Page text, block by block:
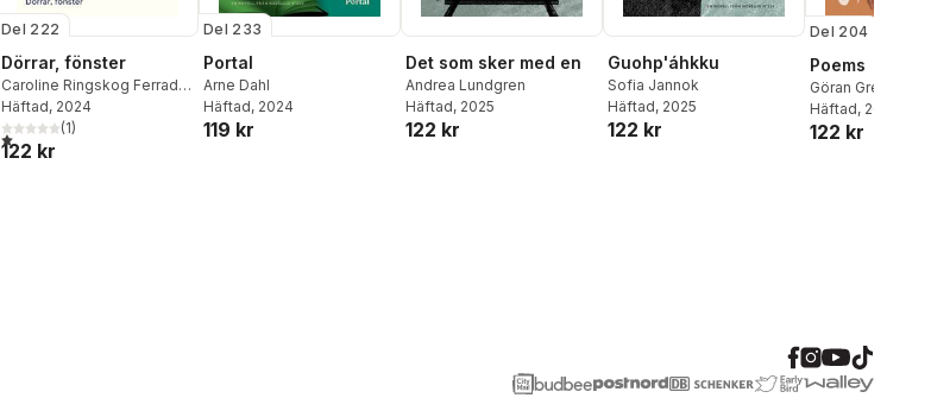
Del 222
Dörrar, fönster
Caroline Ringskog Ferrada-
Noli
Häftad, 2024
1,0utav 5 stjärnor. Totalt antal röster:
(1)
122 kr
Del 233
Portal
Arne Dahl
Häftad, 2024
119 kr
Det som sker med en
Andrea Lundgren
Häftad, 2025
122 kr
Guohp'áhkku
Sofia Jannok
Häftad, 2025
122 kr
Del 204
Poems
Göran Greider
Häftad, 2023
122 kr